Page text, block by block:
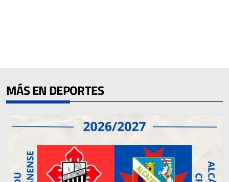
MÁS EN DEPORTES